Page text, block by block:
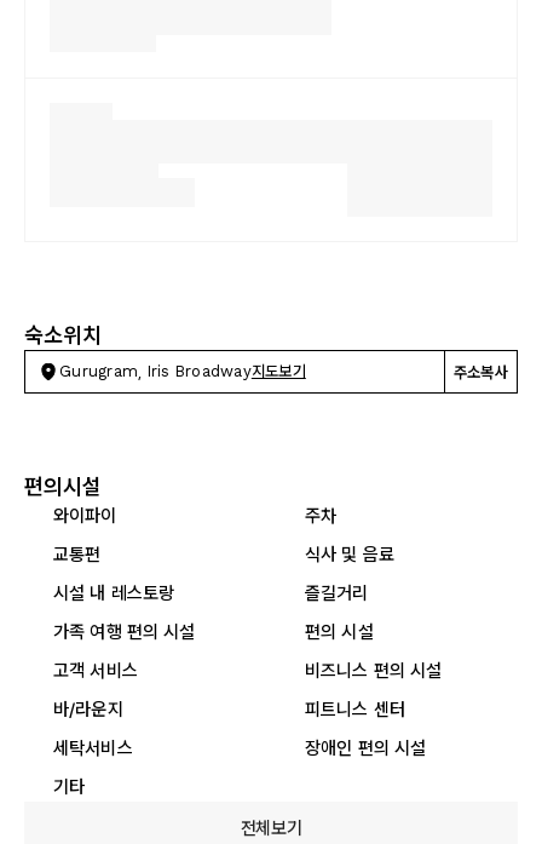
숙소위치
Gurugram, Iris Broadway지도보기 주소복사
편의시설
와이파이
주차
교통편
식사 및 음료
시설 내 레스토랑
즐길거리
가족 여행 편의 시설
편의 시설
고객 서비스
비즈니스 편의 시설
바/라운지
피트니스 센터
세탁서비스
장애인 편의 시설
기타
전체보기